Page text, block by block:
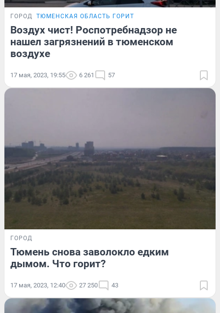
ГОРОД ТЮМЕНСКАЯ ОБЛАСТЬ ГОРИТ
Воздух чист! Роспотребнадзор не
нашел загрязнений в тюменском
воздухе
17 мая, 2023, 19:55 6 261 57
ГОРОД
Тюмень снова заволокло едким
дымом. Что горит?
17 мая, 2023, 12:40 27 250 43